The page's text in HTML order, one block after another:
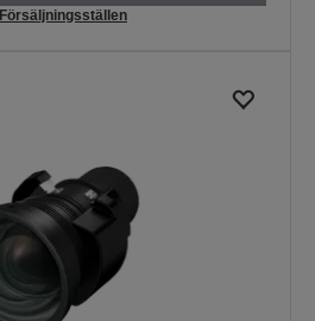
Försäljningsställen